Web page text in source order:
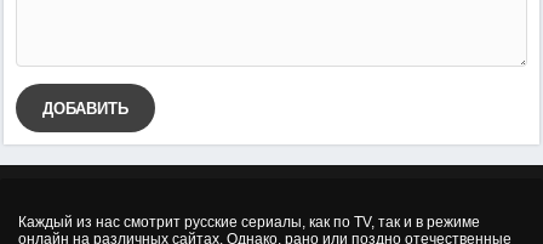
ДОБАВИТЬ
Каждый из нас смотрит русские сериалы, как по TV, так и в режиме
онлайн на различных сайтах. Однако, рано или поздно отечественные